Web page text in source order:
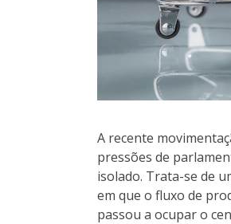
A recente
pressões de
isolado. Trata-se de
em que o fluxo de
passou a ocupar o